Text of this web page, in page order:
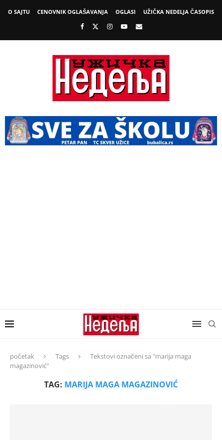
O SAJTU CENOVNIK OGLAŠAVANJA OGLASI UŽIČKA NEDELJA ČASOPIS
početak Tags
Tekstovi označeni sa "marija maga
magazinović"
TAG: MARIJA MAGA MAGAZINOVIĆ